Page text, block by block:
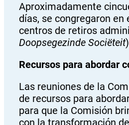
Aproximadamente
días, se congregaron
centros de retiros
Doopsegezinde Sociëteit
Recursos para abordar
Las reuniones de la
de recursos para
para que la Comisión